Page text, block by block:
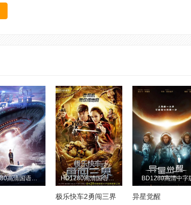
HD1280高清国语中字版 HD1280高清国语中字版
极乐快车2勇闯三界
BD1280高清中字
异星觉醒